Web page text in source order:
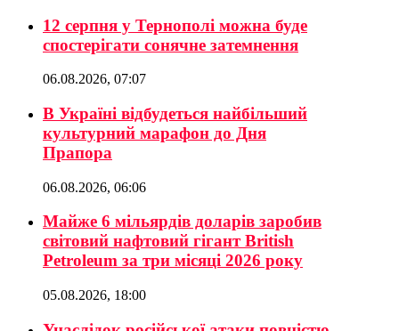
12 серпня у Тернополі можна буде
спостерігати сонячне затемнення
06.08.2026, 07:07
В Україні відбудеться найбільший
культурний марафон до Дня
Прапора
06.08.2026, 06:06
Майже 6 мільярдів доларів заробив
світовий нафтовий гігант British
Petroleum за три місяці 2026 року
05.08.2026, 18:00